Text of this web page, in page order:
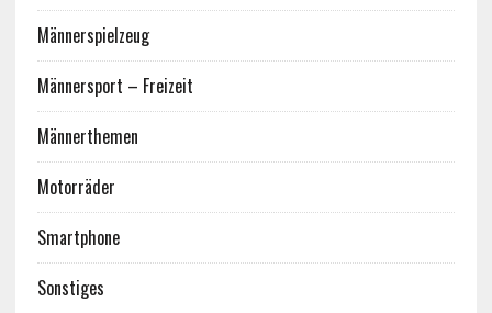
Männerspielzeug
Männersport – Freizeit
Männerthemen
Motorräder
Smartphone
Sonstiges